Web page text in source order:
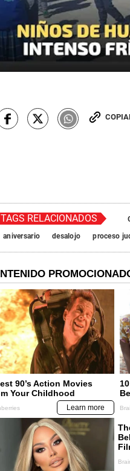
TAGS RELACIONADOS
aniversario
desalojo proceso